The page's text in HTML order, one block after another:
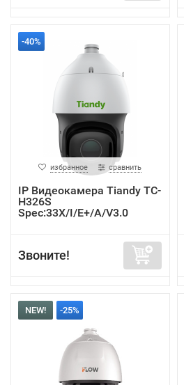
-40%
избранное сравнить
IP Видеокамера Tiandy TC-
H326S
Spec:33X/I/E+/A/V3.0
Звоните!
NEW! -25%